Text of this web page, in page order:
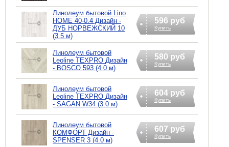
Линолеум бытовой Lino
HOME 40-0.4 Дизайн -
ДУБ НОРВЕЖСКИЙ 10
(3.5 м)
596 руб
Купить
Линолеум бытовой
Leoline TEXPRO Дизайн
- BOSCO 593 (4.0 м)
580 руб
Купить
Линолеум бытовой
Leoline TEXPRO Дизайн
- SAGAN W34 (3.0 м)
604 руб
Купить
Линолеум бытовой
КОМФОРТ Дизайн -
SPENSER 3 (4.0 м)
607 руб
Купить